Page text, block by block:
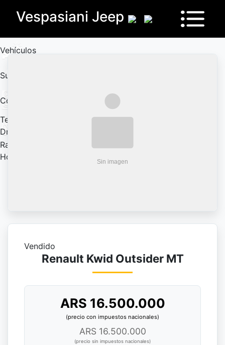
Vespasiani Jeep
Vehículos
Sucursales
Contactanos
Test
Drive
Ram
House
Vendido
Renault Kwid Outsider MT
ARS 16.500.000
(precio con impuestos nacionales)
ARS 16.500.000
(precio sin impuestos nacionales)